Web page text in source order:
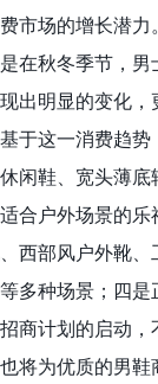
市场的增长潜力
在秋冬季节，男
出明显的变化，
于这一消费趋势
闲鞋、宽头薄底
合户外场景的乐
西部风户外靴、
多种场景；四是
商计划的启动，
将为优质的男鞋